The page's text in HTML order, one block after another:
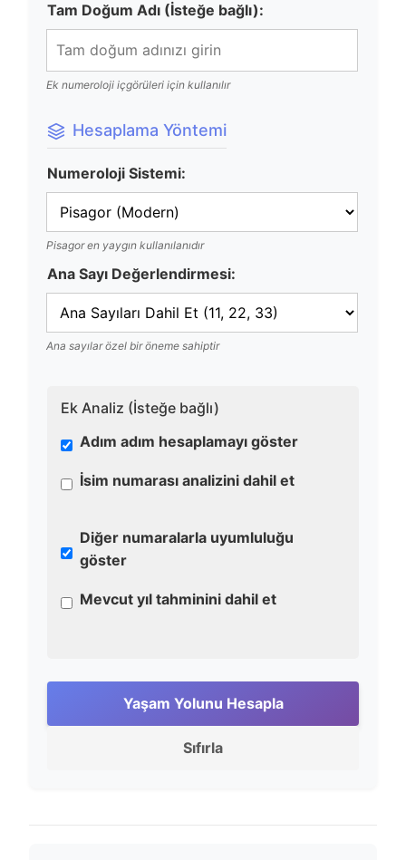
Tam Doğum Adı (İsteğe bağlı):
Ek numeroloji içgörüleri için kullanılır
Hesaplama Yöntemi
Numeroloji Sistemi:
Pisagor en yaygın kullanılanıdır
Ana Sayı Değerlendirmesi:
Ana sayılar özel bir öneme sahiptir
Ek Analiz (İsteğe bağlı)
Adım adım hesaplamayı göster
İsim numarası analizini dahil et
Diğer numaralarla uyumluluğu
göster
Mevcut yıl tahminini dahil et
Yaşam Yolunu Hesapla
Sıfırla